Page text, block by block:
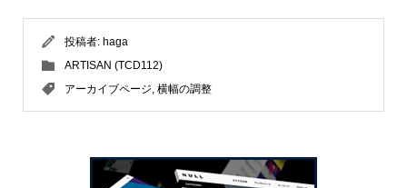
投稿者: haga
ARTISAN (TCD112)
アーカイブページ, 横幅の調整